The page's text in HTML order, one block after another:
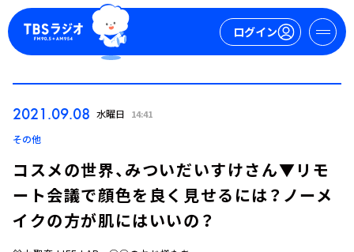
ログイン
2021.09.08 水曜日 14:41
その他
コスメの世界、みついだいすけさん▼リモ
ート会議で顔色を良く見せるには？ノーメ
イクの方が肌にはいいの？